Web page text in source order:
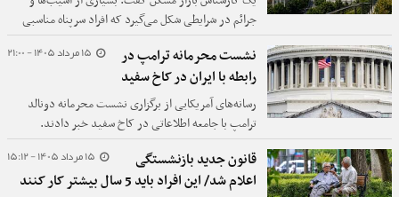
جرائم در شرایطی شکل می‌گیرد که افراد سرپناه مناسبی
ندارند یا حتی توان پرداخت منظم اجاره‌بها را از دست
می‌دهند. بنابراین، تأثیر مسکن صرفاً به تأمین یک واحد
مسکونی محدود نمی‌شود.
15 مرداد 1405 - 21:00
نشست محرمانه ترامپ در
رابطه با ایران در کاخ سفید
رسانه‌های آمریکایی از برگزاری نشست محرمانه دونالد
ترامپ با جامعه اطلاعاتی در کاخ سفید خبر دادند.
15 مرداد 1405 - 15:12
قانون جدید بازنشستگی
اعلام شد/ این افراد باید 5 سال بیشتر کار کنند